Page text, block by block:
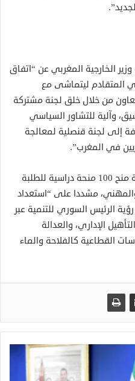
الخارجية المغربي عن “اتفاق
المتقادم ليتماشى مع
من خلال خلق لجنة مشتركة
وآلية للتشاور السياسي
إلى لجنة قنصلية لمعالجة
في المغرب”.
كما أعلن عن قرار المملكة المغربية منح 100 منحة دراسية للطلبة
مشددا على “استعداد
الرئيس السوري للتنمية عبر
الإداري، والعدالة
القطاعية كالفلاحة والماء